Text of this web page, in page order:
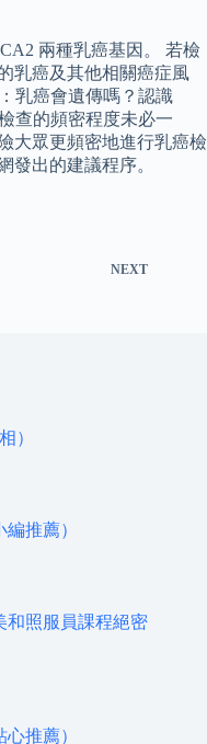
兩種乳癌基因。 若檢
乳癌及其他相關癌症風
乳癌會遺傳嗎？認識
查的頻密程度未必一
大眾更頻密地進行乳癌檢
發出的建議程序。
NEXT
）
推薦）
和照服員課程絕密
推薦）